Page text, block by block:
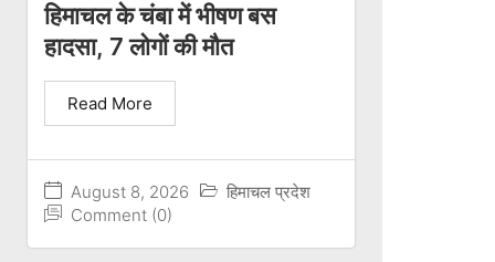
हिमाचल के चंबा में भीषण बस
हादसा, 7 लोगों की मौत
August 8, 2026
हिमाचल प्रदेश
Comment (0)
Read More